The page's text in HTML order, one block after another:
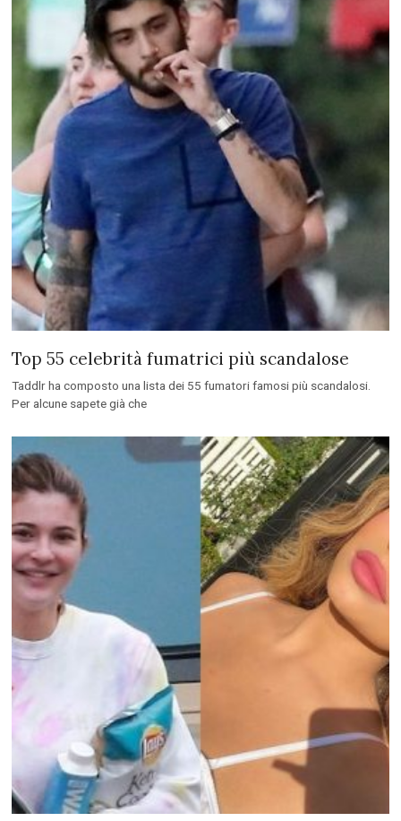
Top 55 celebrità fumatrici più scandalose
Taddlr ha composto una lista dei 55 fumatori famosi più scandalosi.
Per alcune sapete già che